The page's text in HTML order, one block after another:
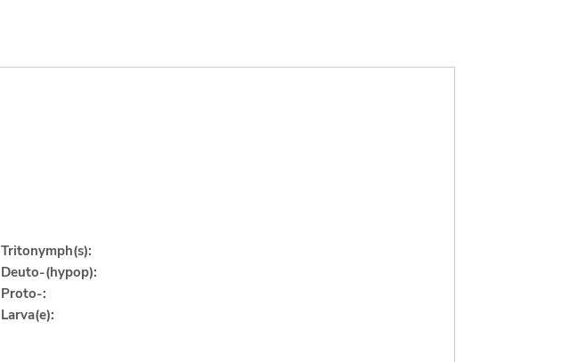
Tritonymph(s):
Deuto-(hypop):
Proto-:
Larva(e):